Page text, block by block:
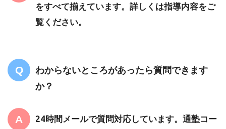
をすべて揃えています。詳しくは指導内容をご
覧ください。
わからないところがあったら質問できます
か？
24時間メールで質問対応しています。通塾コー